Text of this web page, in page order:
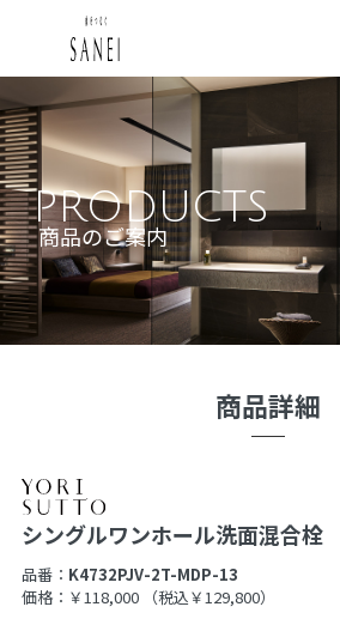
PRODUCTS
商品のご案内
商品詳細
シングルワンホール洗面混合栓
品番： K4732PJV-2T-MDP-13
価格：￥118,000
（税込￥129,800）